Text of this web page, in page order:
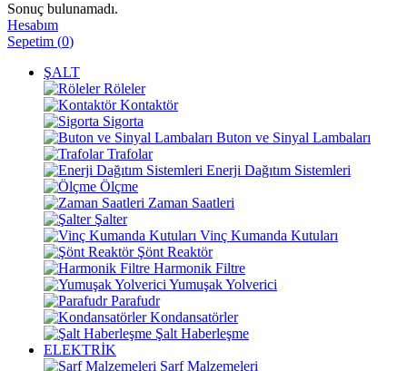
Sonuç bulunamadı.
Hesabım
Sepetim (0)
ŞALT
Röleler
Kontaktör
Sigorta
Buton ve Sinyal Lambaları
Trafolar
Enerji Dağıtım Sistemleri
Ölçme
Zaman Saatleri
Şalter
Vinç Kumanda Kutuları
Şönt Reaktör
Harmonik Filtre
Yumuşak Yolverici
Parafudr
Kondansatörler
Şalt Haberleşme
ELEKTRİK
Sarf Malzemeleri